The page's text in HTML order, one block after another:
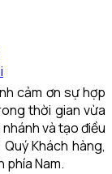
cảm ơn sự hợp
thời gian vừa
và tạo điều
Khách hàng,
phía Nam.